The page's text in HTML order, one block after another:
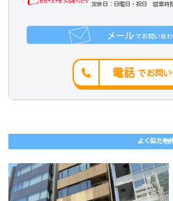
定休日：日曜日・祝日 営業時
でお問い合
メール
電話 でお問い
よく似た物